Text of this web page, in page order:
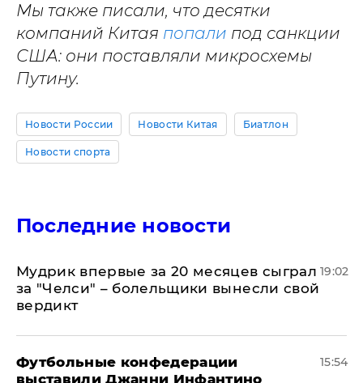
Мы также писали, что десятки
компаний Китая попали под санкции
США: они поставляли микросхемы
Путину.
Новости России Новости Китая Биатлон
Новости спорта
Последние новости
Мудрик впервые за 20 месяцев сыграл
за "Челси" – болельщики вынесли свой
вердикт
19:02
Футбольные конфедерации
выставили Джанни Инфантино
15:54